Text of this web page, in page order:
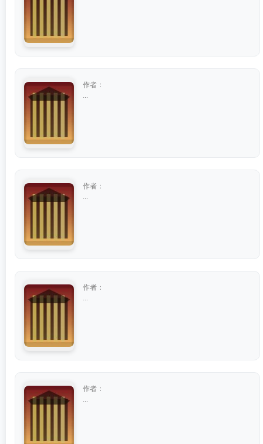
作者：
作者：
作者：
作者：